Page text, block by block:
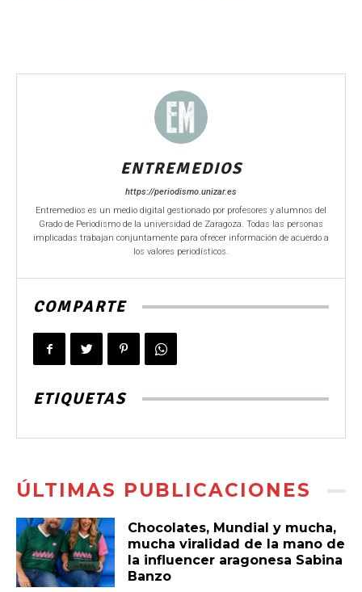
ENTREMEDIOS
https://periodismo.unizar.es
Entremedios es un medio digital gestionado por profesores y alumnos del
Grado de Periodismo de la universidad de Zaragoza. Todas las personas
implicadas trabajan conjuntamente para ofrecer información de acuerdo a
los valores periodísticos.
COMPARTE
ETIQUETAS
ÚLTIMAS PUBLICACIONES
Chocolates, Mundial y mucha,
mucha viralidad de la mano de
la influencer aragonesa Sabina
Banzo